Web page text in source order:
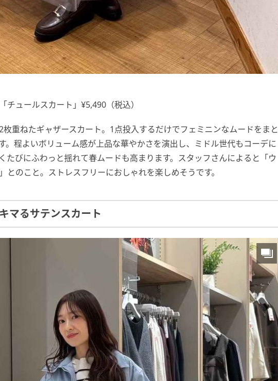
チュールスカート」¥5,490（税込）
重ねたギャザースカート。1点投入するだけでフェミニンなムードをまと
。程よいボリューム感が上品な華やかさを演出し、ミドル世代もコーデに
たびにふわっと揺れて春ムードも高まります。スタッフさんによると「ウ
のこと。ストレスフリーにおしゃれを楽しめそうです。
マるサテンスカート